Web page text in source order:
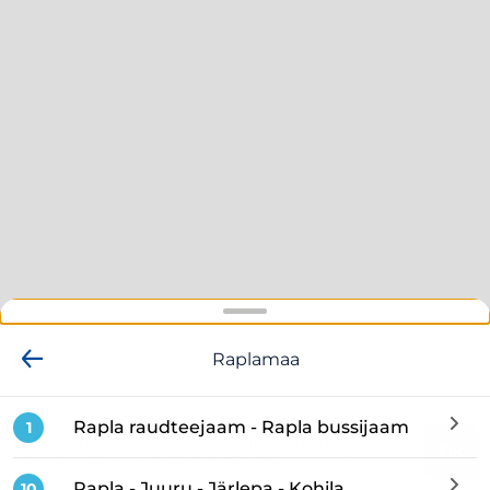
Leaflet | © Mapbox © OpenStreetMap
Jätkates meie veebisaidi sirvimist, nõustute küpsiste
kasutamisega. Lisateavet meie lehesttingimused.
Raplamaa
1 Rapla raudteejaam - Rapla bussijaam